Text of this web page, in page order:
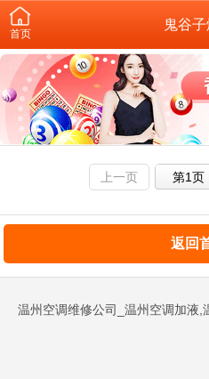
首页
鬼谷子
上一页 第1页
返回
温州空调维修公司_温州空调加液,